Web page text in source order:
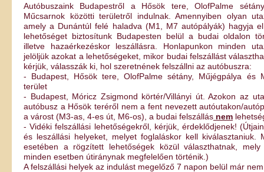
Autóbuszaink Budapestről a Hősök tere, OlofPalme
Műcsarnok közötti területről indulnak. Amennyiben olyan
amely a Dunántúl felé haladva (M1, M7 autópályák) hagyja
lehetőséget biztosítunk Budapesten belül a budai oldalon
illetve hazaérkezéskor leszállásra. Honlapunkon minden
jelöljük azokat a lehetőségeket, mikor budai felszállást
kérjük, válasszák ki, hol szeretnének felszállni az autóbuszra:
- Budapest, Hősök tere, OlofPalme sétány, Műjégpálya és
terület
- Budapest, Móricz Zsigmond körtér/Villányi út. Azokon az
autóbusz a Hősök teréről nem a fent nevezett autóutakon/
a várost (M3-as, 4-es út, M6-os), a budai felszállás nem
- Vidéki felszállási lehetőségekről, kérjük, érdeklődjenek!
és leszállási helyeket, melyet foglaláskor kell kiválasztaniuk.
esetében a rögzített lehetőségek közül választhatnak,
minden esetben útiránynak megfelelően történik.)
A felszállási helyek az indulást megelőző 7 napon belül már